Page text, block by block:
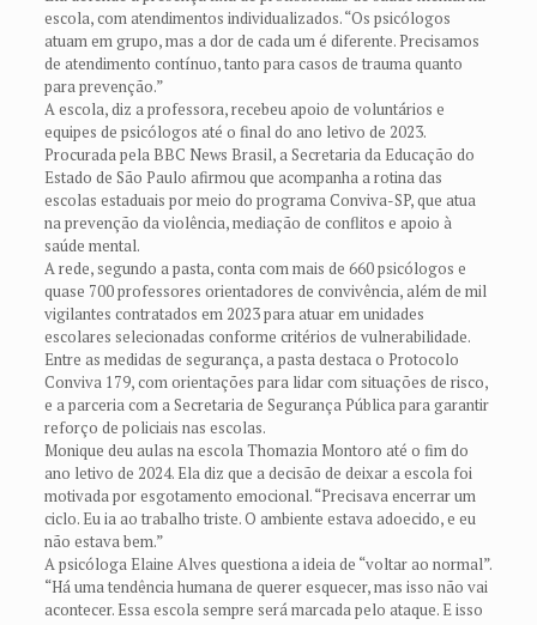
escola, com atendimentos individualizados. “Os psicólogos
atuam em grupo, mas a dor de cada um é diferente. Precisamos
de atendimento contínuo, tanto para casos de trauma quanto
para prevenção.”
A escola, diz a professora, recebeu apoio de voluntários e
equipes de psicólogos até o final do ano letivo de 2023.
Procurada pela BBC News Brasil, a Secretaria da Educação do
Estado de São Paulo afirmou que acompanha a rotina das
escolas estaduais por meio do programa Conviva-SP, que atua
na prevenção da violência, mediação de conflitos e apoio à
saúde mental.
A rede, segundo a pasta, conta com mais de 660 psicólogos e
quase 700 professores orientadores de convivência, além de mil
vigilantes contratados em 2023 para atuar em unidades
escolares selecionadas conforme critérios de vulnerabilidade.
Entre as medidas de segurança, a pasta destaca o Protocolo
Conviva 179, com orientações para lidar com situações de risco,
e a parceria com a Secretaria de Segurança Pública para garantir
reforço de policiais nas escolas.
Monique deu aulas na escola Thomazia Montoro até o fim do
ano letivo de 2024. Ela diz que a decisão de deixar a escola foi
motivada por esgotamento emocional. “Precisava encerrar um
ciclo. Eu ia ao trabalho triste. O ambiente estava adoecido, e eu
não estava bem.”
A psicóloga Elaine Alves questiona a ideia de “voltar ao normal”.
“Há uma tendência humana de querer esquecer, mas isso não vai
acontecer. Essa escola sempre será marcada pelo ataque. E isso